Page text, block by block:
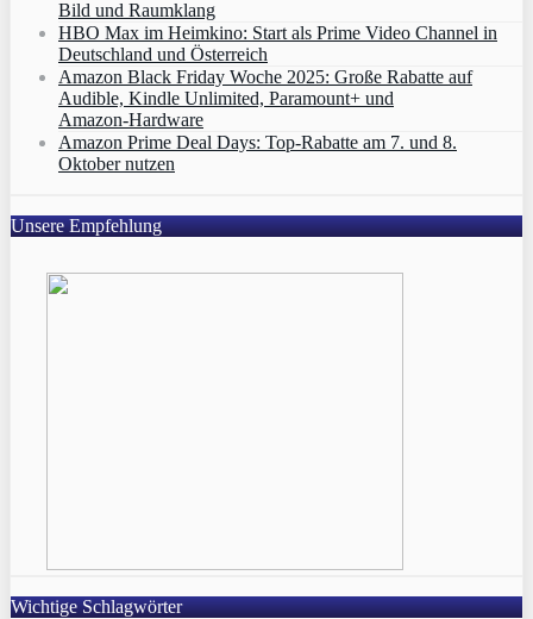
Bild und Raumklang
HBO Max im Heimkino: Start als Prime Video Channel in
Deutschland und Österreich
Amazon Black Friday Woche 2025: Große Rabatte auf
Audible, Kindle Unlimited, Paramount+ und
Amazon‑Hardware
Amazon Prime Deal Days: Top-Rabatte am 7. und 8.
Oktober nutzen
Unsere Empfehlung
Wichtige Schlagwörter